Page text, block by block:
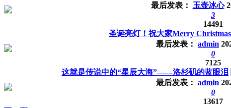
最后发表：
玉壶冰心
3
14491
圣诞亮灯！祝大家Merry Christmas
最后发表： admin
0
7125
这就是传说中的“星辰大海”——洛杉矶的蓝眼泪
最后发表： admin
0
13617